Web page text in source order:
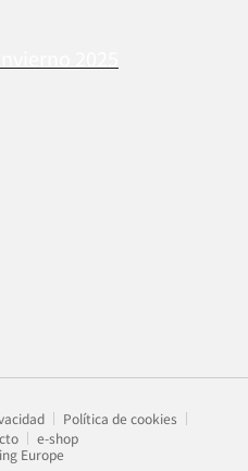
Política de cookies
e-shop
Europe